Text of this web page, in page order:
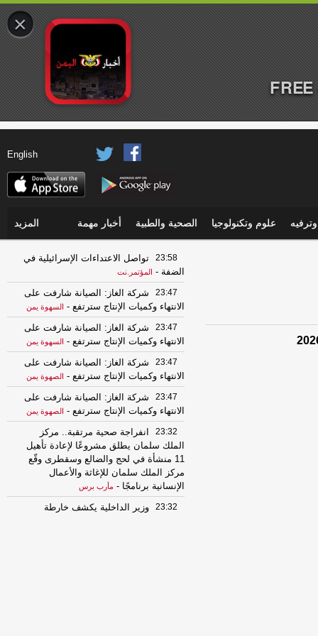
English
علوم وتكنولوجيا الصحية والطبية أخبار مهمة المزيد
23:58
تواصل الاعتداءات الإسرائيلية في
الضفة - المؤتمر.نت
23:47
شركة الغاز: الصيانة شارفت على
الانتهاء وكميات الإنتاج سترتفع - السهوة يمن
23:47
شركة الغاز: الصيانة شارفت على
الانتهاء وكميات الإنتاج سترتفع - السهوة يمن
23:47
شركة الغاز: الصيانة شارفت على
الانتهاء وكميات الإنتاج سترتفع - الصهوة يمن
23:47
شركة الغاز: الصيانة شارفت على
الانتهاء وكميات الإنتاج سترتفع - الصهوة يمن
23:32
انفراجة صحية مرتقبة.. مركز
الملك سلمان يطلق مشروعًا لإعادة تأهيل
11 منشأة في لحج والضالع وسقطرى وقّع
مركز الملك سلمان للإغاثة والأعمال
الإنسانية برنامجًا - مأرب برس
23:32
وزير الداخلية يكشف خارطة
×